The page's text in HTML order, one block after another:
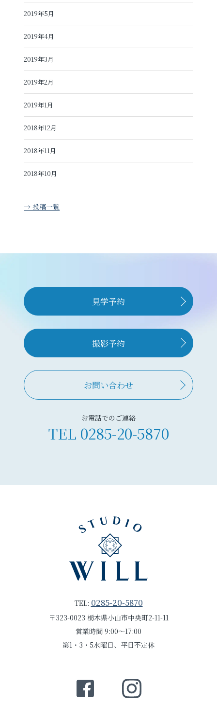
2019年5月
2019年4月
2019年3月
2019年2月
2019年1月
2018年12月
2018年11月
2018年10月
→ 投稿一覧
見学予約
撮影予約
お問い合わせ
お電話でのご連絡
TEL 0285-20-5870
TEL: 0285-20-5870
〒323-0023 栃木県小山市中央町2-11-11
営業時間 9:00～17:00
第1・3・5水曜日、平日不定休